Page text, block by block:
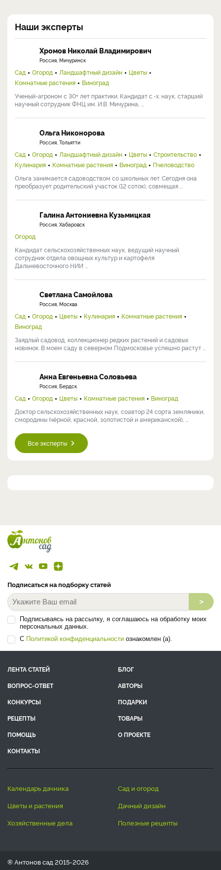
Наши эксперты
Хромов Николай Владимирович
Россия, Мичуринск
Сад Огород Ландшафтный дизайн
Цветы
Комнатные растения
Виноград
Ученый-агроном с 30+ лет практики. Кандидат с.-х. наук, старший
научный сотрудник ФНЦ им. И.В. Мичурина, ...
Ольга Никонорова
Россия, Тольятти
Сад Огород Ландшафтный дизайн Цветы
Строительство
Кулинария
Комнатные растения Виноград
Пчеловодство
Ольга занимается садоводством со школьных лет. Сегодня она
преобразует родительский участок (12 соток), совмещая ...
Галина Антониевна Кузьмицкая
Россия, Хабаровск
Огород
Кандидат сельскохозяйственных наук, ведущий научный
сотрудник отдела овощных культур и картофеля
Дальневосточного НИИ ...
Светлана Самойлова
Россия, Москва
Сад Огород Цветы Кулинария
Комнатные растения
Виноград
Заядлый садовод, коллекционер редких растений и садовых
новинок. В моем саду в северном Подмосковье успешно растут ...
Анна Евгеньевна Соловьева
Россия, Бердск
Сад Огород Цветы Комнатные растения
Виноград
Доктор сельскохозяйственных наук, соавтор 24 сорта земляники,
смородины (чёрной, красной, золотистой и американской), ...
Все эксперты
Подписаться на подборку статей
>
Подписываясь на рассылку, я соглашаюсь на обработку моих
персональных данных.
С Политикой конфиденциальности ознакомлен (а).
ЛЕНТА СТАТЕЙ
БЛОГ
ВОПРОС-ОТВЕТ
АВТОРЫ
КОНКУРСЫ
ПОДАРКИ
РЕЦЕПТЫ
ТОВАРЫ
ПОМОЩЬ
О ПРОЕКТЕ
КОНТАКТЫ
календарь дачника
сад и огород
цветы и растения
дачный дизайн
хозяйственные дела
полезные рецепты
® Антонов сад 2015-2026